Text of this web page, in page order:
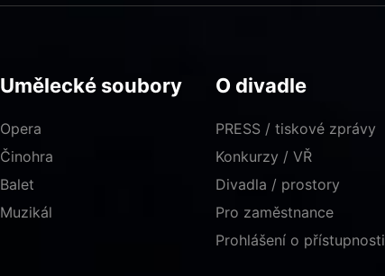
Umělecké soubory
Opera
Činohra
Balet
Muzikál
O divadle
PRESS / tiskové zprávy
Konkurzy / VŘ
Divadla / prostory
Pro zaměstnance
Prohlášení o přístupnosti